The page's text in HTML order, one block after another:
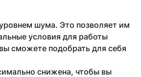
шума. Это позволяет им
условия для работы
сможете подобрать для себя
снижена, чтобы вы